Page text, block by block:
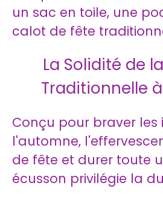
un sac en toile, une
calot de fête
La Solidité de
Traditionnelle
Conçu pour braver les
l'automne,
de fête et durer toute
écusson privilégie la